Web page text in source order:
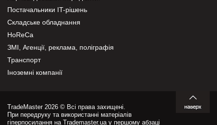
Постачальники IT-рішень
Складське обладнання
HoReCa
ЗМІ, Агенції, реклама, поліграфія
Транспорт
Іноземні компанії
TradeMaster 2026 © Всі права захищені.
При передруку та використанні матеріалів
гіперпосилання на Trademaster.ua у першому абзаці